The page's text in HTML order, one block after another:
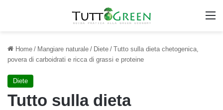
Home / Mangiare naturale / Diete / Tutto sulla dieta chetogenica,
povera di carboidrati e ricca di grassi e proteine
Diete
Tutto sulla dieta